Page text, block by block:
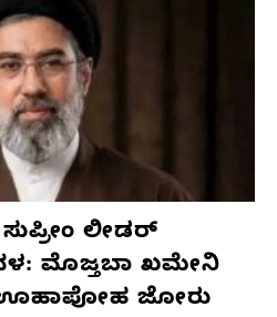
ಲೀಡರ್
ಮೊಜ್ತಬಾ ಖಮೇನಿ
ಊಹಾಪೋಹ ಜೋರು